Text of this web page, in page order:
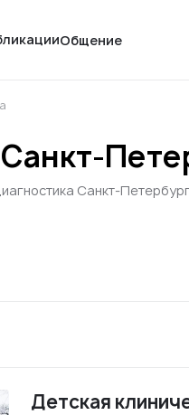
Общение
Санкт-
Детская